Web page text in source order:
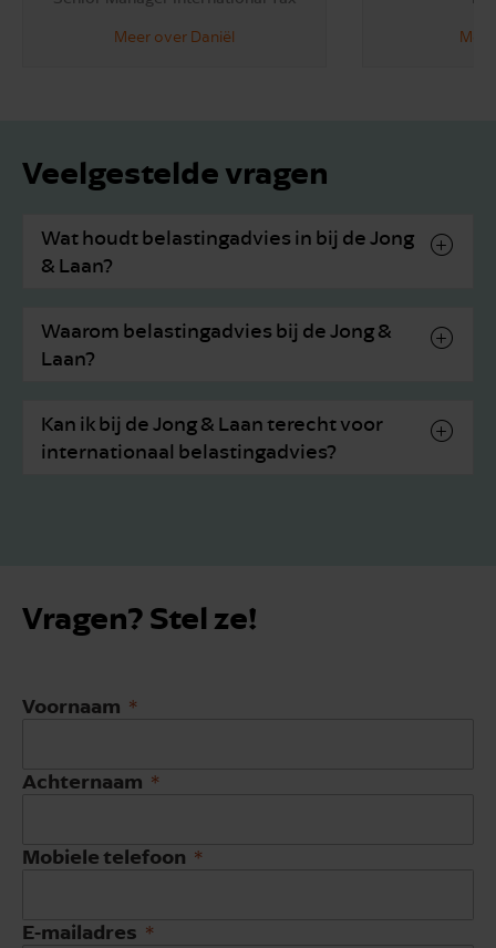
Meer over Daniël
Veelgestelde vragen
Wat houdt belastingadvies in bij de Jong
& Laan?
Waarom belastingadvies bij de Jong &
Laan?
Kan ik bij de Jong & Laan terecht voor
internationaal belastingadvies?
Vragen? Stel ze!
Voornaam
Achternaam
Mobiele telefoon
E-mailadres